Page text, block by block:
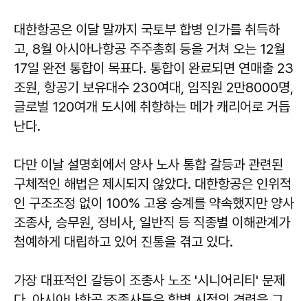
대한항공은 이달 말까지 국토부 합병 인가를 취득하
고, 8월 아시아나항공 주주총회 등을 거쳐 오는 12월
17일 완전 통합이 목표다. 통합이 완료되면 연매출 23
조원, 항공기 보유대수 230여대, 임직원 2만8000명,
글로벌 120여개 도시에 취항하는 메가 캐리어로 거듭
난다.
다만 이날 설명회에서 양사 노사 통합 갈등과 관련된
구체적인 해법은 제시되지 않았다. 대한항공은 인위적
인 구조조정 없이 100% 고용 승계를 약속했지만 양사
조종사, 승무원, 정비사, 일반직 등 직종별 이해관계가
첨예하게 대립하고 있어 진통을 겪고 있다.
가장 대표적인 갈등이 조종사 노조 '시니어리티' 문제